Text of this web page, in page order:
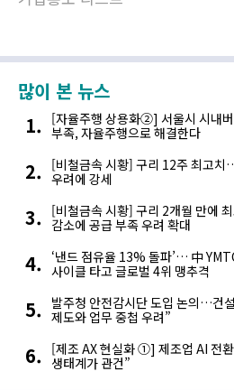
많이 본 뉴스
[자율주행 상용화②] 서울시 시내
부족, 자율주행으로 해결한다
[비철금속 시황] 구리 12주 최고
우려에 강세
[비철금속 시황] 구리 2개월 만에
감소에 공급 부족 우려 확대
‘낸드 점유율 13% 돌파’… 中
사이클 타고 글로벌 4위 맹추격
발주청 안전감시단 도입 논의…건
제도와 업무 중첩 우려”
[제조 AX 현실화 ①] 제조업 AI 전
생태계가 관건”